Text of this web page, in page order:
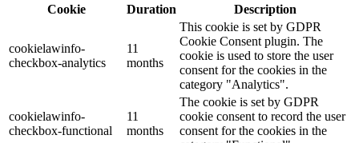
Cookie
Duration Description
cookielawinfo-
checkbox-analytics
11
months
This cookie is set by GDPR
Cookie Consent plugin. The
cookie is used to store the user
consent for the cookies in the
category "Analytics".
cookielawinfo-
checkbox-functional
11
months
The cookie is set by GDPR
cookie consent to record the user
consent for the cookies in the